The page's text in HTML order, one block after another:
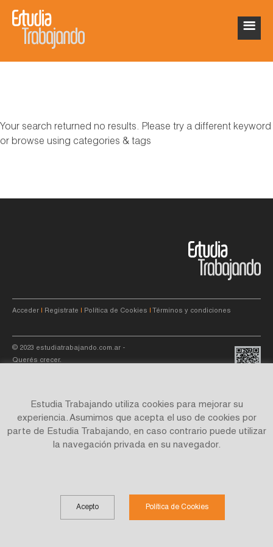
Your search returned no results. Please try a different keyword
or browse using categories & tags
Acceder Registrate Política de Cookies Términos y condiciones
© 2023 estudiatrabajando.com.ar -
Querés crecer.
Site by
Estudia Trabajando utiliza cookies para mejorar su
experiencia. Asumimos que acepta el uso de cookies por
parte de Estudia Trabajando, en caso contrario puede utilizar
la navegación privada en su navegador.
Acepto Política de Cookies